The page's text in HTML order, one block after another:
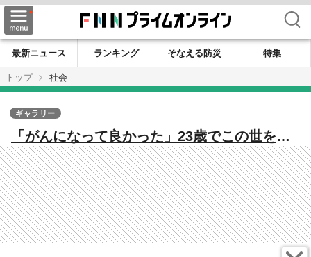
検索
最新ニュース ランキング そなえる防災
特集
トップ
社会
「がんになって良かった」23歳でこの世を去
った京都大学生 息を引き取る6日前まで投
稿 同じ世代のがん患者と思い共有
ギャラリー